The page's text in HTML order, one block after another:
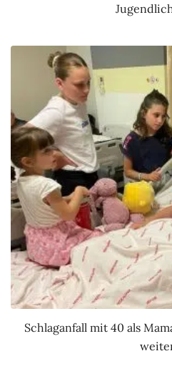
Schlaganfall mit 40 als